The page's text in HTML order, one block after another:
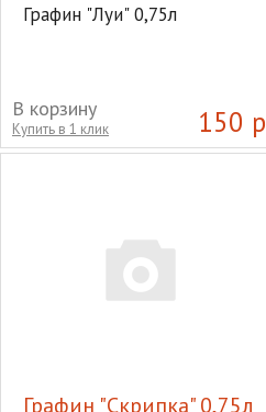
Графин "Луи" 0,75л
150 р
В корзину
Купить в 1 клик
Графин "Скрипка" 0,75л